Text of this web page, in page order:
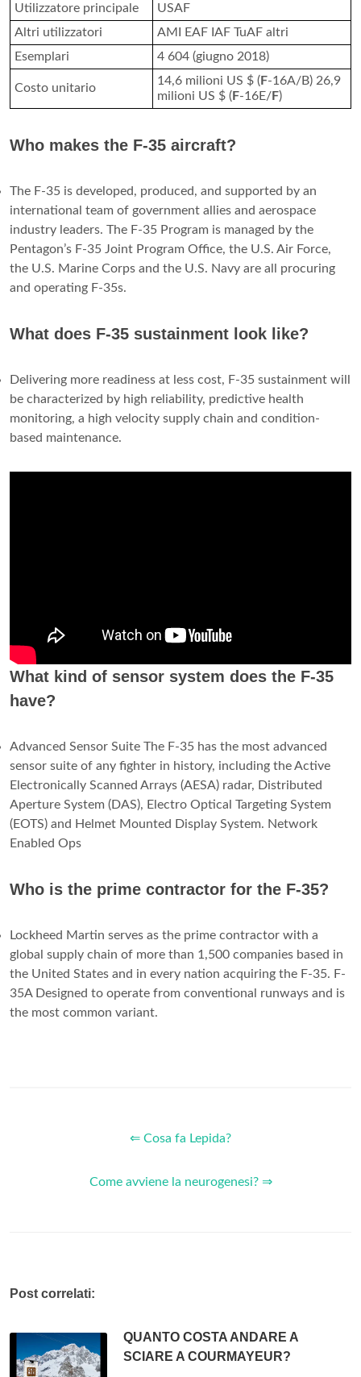
Utilizzatore principale
USAF
Altri utilizzatori
AMI EAF IAF TuAF altri
Esemplari
4 604 (giugno 2018)
Costo unitario
14,6 milioni US $ (F-16A/B) 26,9
milioni US $ (F-16E/F)
Who makes the F-35 aircraft?
The F-35 is developed, produced, and supported by an
international team of government allies and aerospace
industry leaders. The F-35 Program is managed by the
Pentagon’s F-35 Joint Program Office, the U.S. Air Force,
the U.S. Marine Corps and the U.S. Navy are all procuring
and operating F-35s.
What does F-35 sustainment look like?
Delivering more readiness at less cost, F-35 sustainment will
be characterized by high reliability, predictive health
monitoring, a high velocity supply chain and condition-
based maintenance.
What kind of sensor system does the F-35
have?
Advanced Sensor Suite The F-35 has the most advanced
sensor suite of any fighter in history, including the Active
Electronically Scanned Arrays (AESA) radar, Distributed
Aperture System (DAS), Electro Optical Targeting System
(EOTS) and Helmet Mounted Display System. Network
Enabled Ops
Who is the prime contractor for the F-35?
Lockheed Martin serves as the prime contractor with a
global supply chain of more than 1,500 companies based in
the United States and in every nation acquiring the F-35. F-
35A Designed to operate from conventional runways and is
the most common variant.
⇐ Cosa fa Lepida?
Come avviene la neurogenesi? ⇒
Post correlati:
QUANTO COSTA ANDARE A
SCIARE A COURMAYEUR?